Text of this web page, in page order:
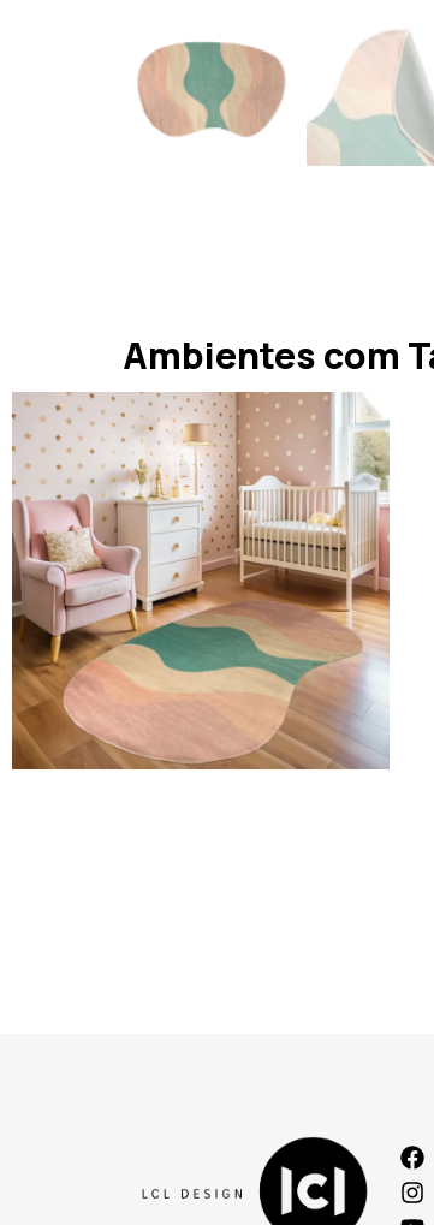
Ambientes com